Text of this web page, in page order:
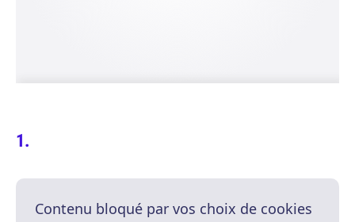
Contenu bloqué par vos choix de cookies